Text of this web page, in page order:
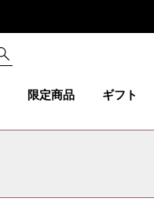
限定商品 ギフト